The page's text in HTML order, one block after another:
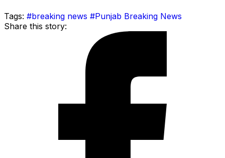
Tags: #breaking news #Punjab Breaking News
Share this story: